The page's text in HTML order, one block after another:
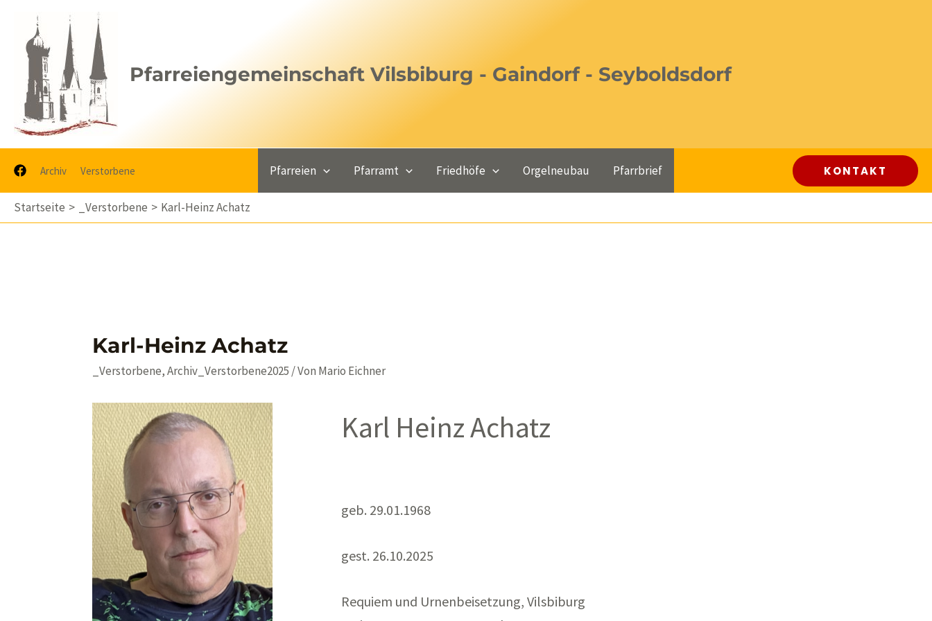
springen
Pfarreiengemeinschaft Vilsbiburg - Gaindorf - Seyboldsdorf
Archiv Verstorbene Pfarreien Pfarramt Friedhöfe Orgelneubau Pfarrbrief KONTAKT
Startseite _Verstorbene Karl-Heinz Achatz
Karl-Heinz Achatz
_Verstorbene,Archiv_Verstorbene2025 / Von Mario Eichner
Karl Heinz Achatz
geb. 29.01.1968
gest. 26.10.2025
Requiem und Urnenbeisetzung, Vilsbiburg